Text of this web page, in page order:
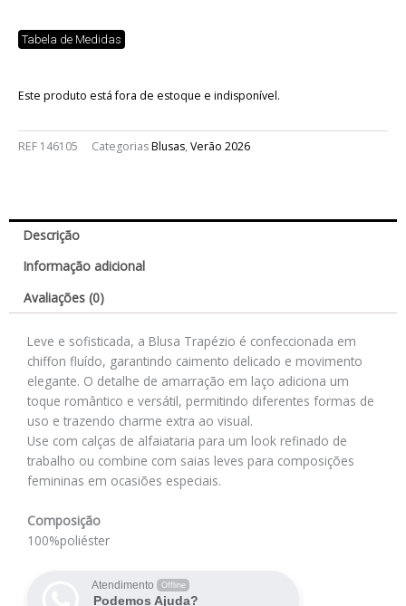
Tabela de Medidas
Este produto está fora de estoque e indisponível.
REF 146105 CategoriasBlusas, Verão 2026
Descrição
Informação adicional
Avaliações (0)
Leve e sofisticada, a Blusa Trapézio é confeccionada em
chiffon fluído, garantindo caimento delicado e movimento
elegante. O detalhe de amarração em laço adiciona um
toque romântico e versátil, permitindo diferentes formas de
uso e trazendo charme extra ao visual.
Use com calças de alfaiataria para um look refinado de
trabalho ou combine com saias leves para composições
femininas em ocasiões especiais.
Composição
100%poliéster
Atendimento Offline
Podemos Ajuda?